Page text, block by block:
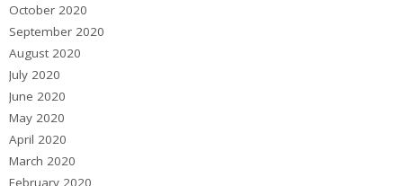
October 2020
September 2020
August 2020
July 2020
June 2020
May 2020
April 2020
March 2020
February 2020